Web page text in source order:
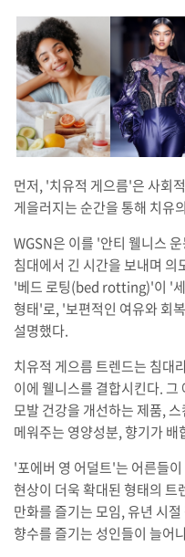
먼저, '치유적 게으름'은 사회
게을러지는 순간을 통해 치유
WGSN은 이를 '안티 웰니스
침대에서 긴 시간을 보내며
'베드 로팅(bed rotting)'이 '
형태'로, '보편적인 여유와 회
설명했다.
치유적 게으름 트렌드는 침대
이에 웰니스를 결합시킨다.
모발 건강을 개선하는 제품,
메워주는 영양성분, 향기가
'포에버 영 어덜트'는 어른들
현상이 더욱 확대된 형태의 트
만화를 즐기는 모임, 유년 시
향수를 즐기는 성인들이 늘어